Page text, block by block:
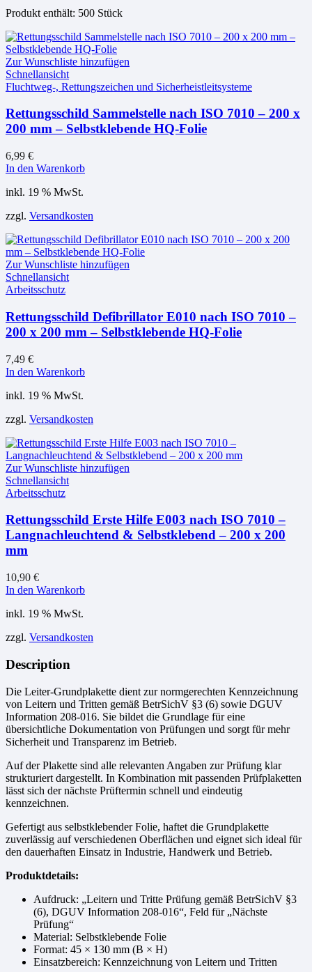
Produkt enthält: 500 Stück
Zur Wunschliste hinzufügen
Schnellansicht
Fluchtweg-, Rettungszeichen und Sicherheistleitsysteme
Rettungsschild Sammelstelle nach ISO 7010 – 200 x
200 mm – Selbstklebende HQ-Folie
6,99 €
In den Warenkorb
inkl. 19 % MwSt.
zzgl. Versandkosten
Zur Wunschliste hinzufügen
Schnellansicht
Arbeitsschutz
Rettungsschild Defibrillator E010 nach ISO 7010 –
200 x 200 mm – Selbstklebende HQ-Folie
7,49 €
In den Warenkorb
inkl. 19 % MwSt.
zzgl. Versandkosten
Zur Wunschliste hinzufügen
Schnellansicht
Arbeitsschutz
Rettungsschild Erste Hilfe E003 nach ISO 7010 –
Langnachleuchtend & Selbstklebend – 200 x 200
mm
10,90 €
In den Warenkorb
inkl. 19 % MwSt.
zzgl. Versandkosten
Description
Die Leiter-Grundplakette dient zur normgerechten Kennzeichnung
von Leitern und Tritten gemäß BetrSichV §3 (6) sowie DGUV
Information 208-016. Sie bildet die Grundlage für eine
übersichtliche Dokumentation von Prüfungen und sorgt für mehr
Sicherheit und Transparenz im Betrieb.
Auf der Plakette sind alle relevanten Angaben zur Prüfung klar
strukturiert dargestellt. In Kombination mit passenden Prüfplaketten
lässt sich der nächste Prüftermin schnell und eindeutig
kennzeichnen.
Gefertigt aus selbstklebender Folie, haftet die Grundplakette
zuverlässig auf verschiedenen Oberflächen und eignet sich ideal für
den dauerhaften Einsatz in Industrie, Handwerk und Betrieb.
Produktdetails:
Aufdruck: „Leitern und Tritte Prüfung gemäß BetrSichV §3
(6), DGUV Information 208-016“, Feld für „Nächste
Prüfung“
Material: Selbstklebende Folie
Format: 45 × 130 mm (B × H)
Einsatzbereich: Kennzeichnung von Leitern und Tritten